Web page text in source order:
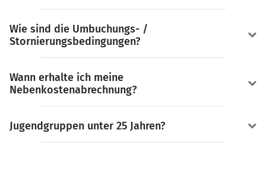
Wie sind die Umbuchungs- /
Stornierungsbedingungen?
Wann erhalte ich meine
Nebenkostenabrechnung?
Jugendgruppen unter 25 Jahren?